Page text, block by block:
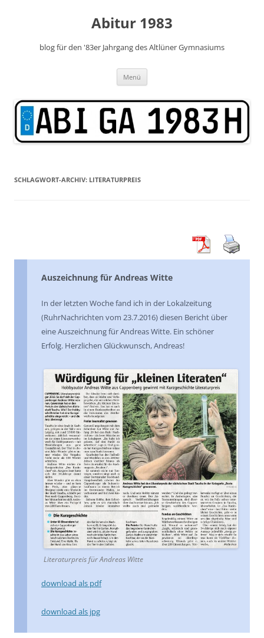
Abitur 1983
blog für den '83er Jahrgang des Altlüner Gymnasiums
Menü
SCHLAGWORT-ARCHIV: LITERATURPREIS
Auszeichnung für Andreas Witte
In der letzten Woche fand ich in der Lokalzeitung
(RuhrNachrichten vom 23.7.2016) diesen Bericht über
eine Auszeichnung für Andreas Witte. Ein schöner
Erfolg. Herzlichen Glückwunsch, Andreas!
Literaturpreis für Andreas Witte
download als pdf
download als jpg